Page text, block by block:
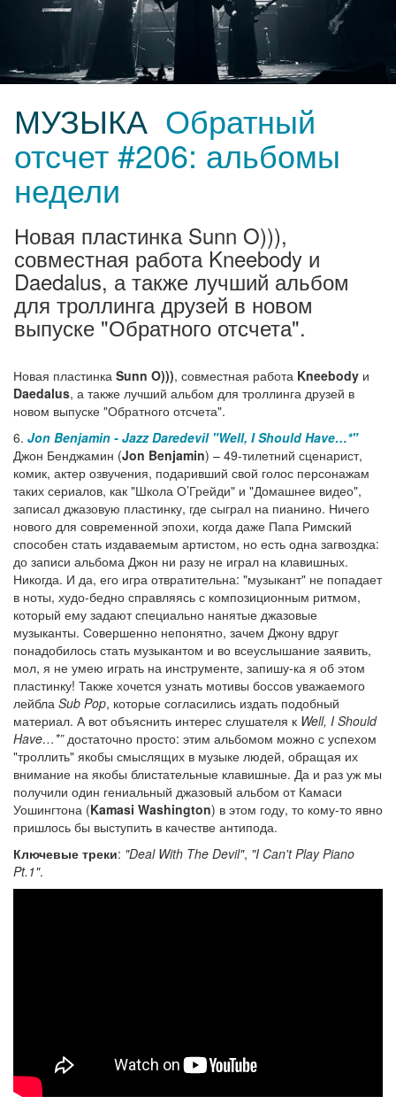
МУЗЫКА Обратный
отсчет #206: альбомы
недели
Новая пластинка Sunn O))),
совместная работа Kneebody и
Daedalus, а также лучший альбом
для троллинга друзей в новом
выпуске "Обратного отсчета".
Новая пластинка Sunn O))), совместная работа Kneebody и
Daedalus, а также лучший альбом для троллинга друзей в
новом выпуске "Обратного отсчета".
6. Jon Benjamin - Jazz Daredevil"Well, I Should Have…*"
Джон Бенджамин (Jon Benjamin) – 49-тилетний сценарист,
комик, актер озвучения, подаривший свой голос персонажам
таких сериалов, как "Школа О’Грейди" и "Домашнее видео",
записал джазовую пластинку, где сыграл на пианино. Ничего
нового для современной эпохи, когда даже Папа Римский
способен стать издаваемым артистом, но есть одна загвоздка:
до записи альбома Джон ни разу не играл на клавишных.
Никогда. И да, его игра отвратительна: "музыкант" не попадает
в ноты, худо-бедно справляясь с композиционным ритмом,
который ему задают специально нанятые джазовые
музыканты. Совершенно непонятно, зачем Джону вдруг
понадобилось стать музыкантом и во всеуслышание заявить,
мол, я не умею играть на инструменте, запишу-ка я об этом
пластинку! Также хочется узнать мотивы боссов уважаемого
лейбла Sub Pop, которые согласились издать подобный
материал. А вот объяснить интерес слушателя к Well, I Should
Have…*”достаточно просто: этим альбомом можно с успехом
"троллить" якобы смыслящих в музыке людей, обращая их
внимание на якобы блистательные клавишные. Да и раз уж мы
получили один гениальный джазовый альбом от Камаси
Уошингтона (Kamasi Washington) в этом году, то кому-то явно
пришлось бы выступить в качестве антипода.
Ключевые треки: "Deal With The Devil", "I Can't Play Piano
Pt.1".